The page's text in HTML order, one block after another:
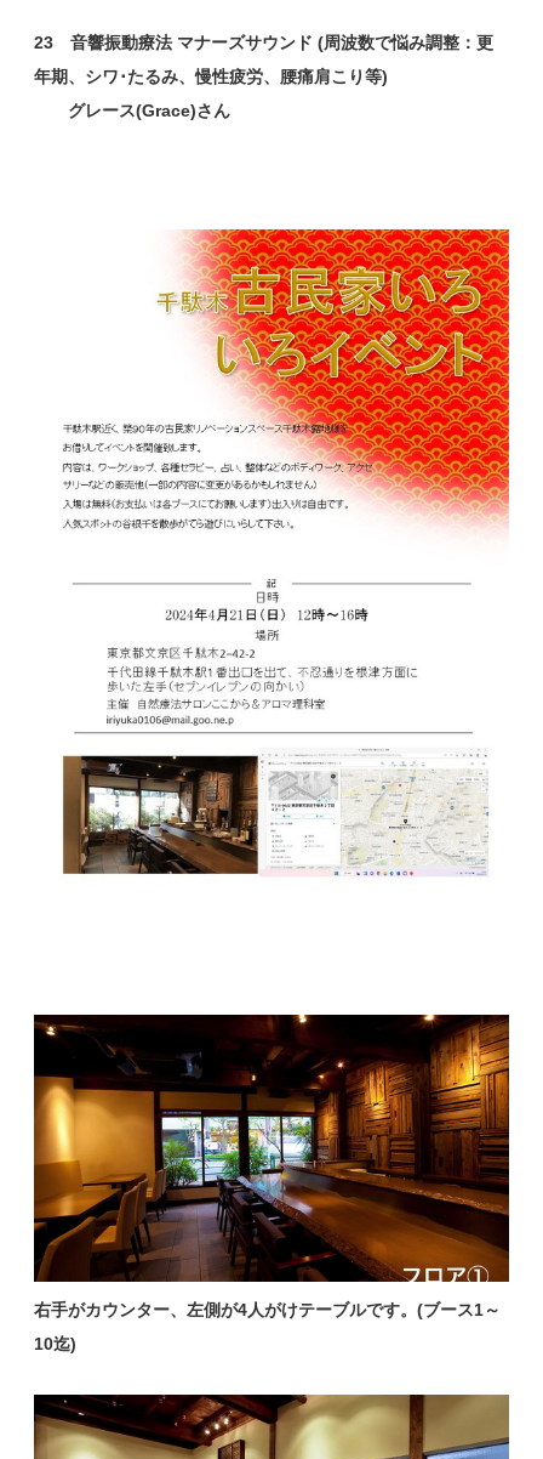
23 音響振動療法 マナーズサウンド (周波数で悩み調整：更
年期、シワ･たるみ、慢性疲労、腰痛肩こり等)
グレース(Grace)さん
右手がカウンター、左側が4人がけテーブルです。(ブース1～
10迄)